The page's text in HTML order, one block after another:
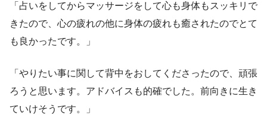
「占いをしてからマッサージをして心も身体もスッキリで
きたので、心の疲れの他に身体の疲れも癒されたのでとて
も良かったです。」
「やりたい事に関して背中をおしてくださったので、頑張
ろうと思います。アドバイスも的確でした。前向きに生き
ていけそうです。」